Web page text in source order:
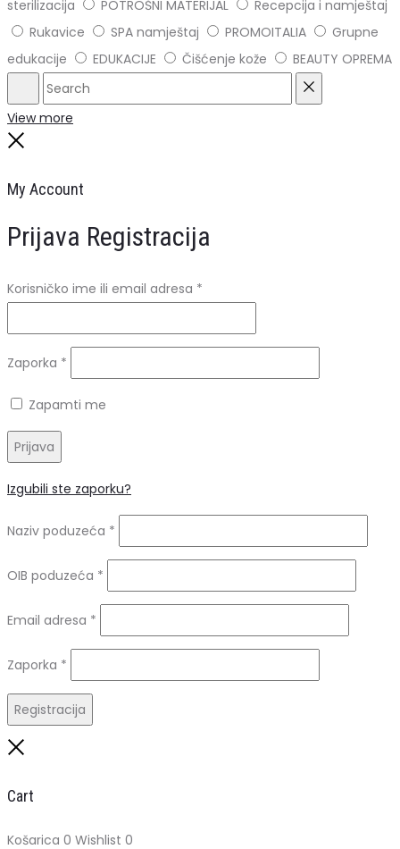
sterilizacija
POTROŠNI MATERIJAL
Recepcija i namještaj
Rukavice
SPA namještaj PROMOITALIA
Grupne
edukacije
EDUKACIJE Čišćenje kože BEAUTY OPREMA
Search
View more
My Account
Prijava Registracija
Korisničko ime ili email adresa *
Zaporka *
Zapamti me
Prijava
Izgubili ste zaporku?
Naziv poduzeća *
OIB poduzeća *
Email adresa *
Zaporka *
Registracija
Cart
Košarica 0 Wishlist 0